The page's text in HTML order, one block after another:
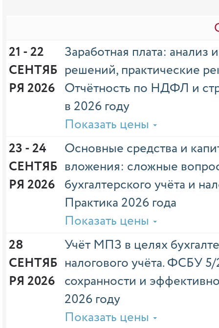
21 - 22
СЕНТЯБ
РЯ 2026
Заработная плата: анализ
решений, практические
Отчётность по НДФЛ и
в 2026 году
Показать цены
23 - 24
СЕНТЯБ
РЯ 2026
Основные средства и
вложения: сложные
бухгалтерского учёта и
Практика 2026 года
Показать цены
28
СЕНТЯБ
РЯ 2026
Учёт МПЗ в целях
налогового учёта. ФСБУ
сохранности и
2026 году
Показать цены